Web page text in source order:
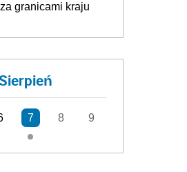
granicami kraju
7 8 9